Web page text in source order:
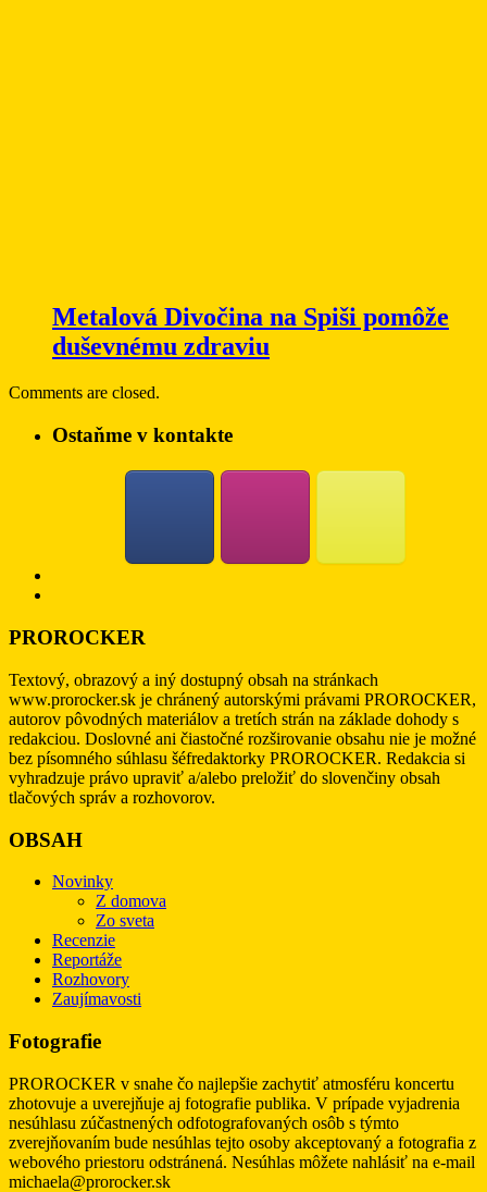
Metalová Divočina na Spiši pomôže
duševnému zdraviu
Comments are closed.
Ostaňme v kontakte
PROROCKER
Textový, obrazový a iný dostupný obsah na stránkach
www.prorocker.sk je chránený autorskými právami PROROCKER,
autorov pôvodných materiálov a tretích strán na základe dohody s
redakciou. Doslovné ani čiastočné rozširovanie obsahu nie je možné
bez písomného súhlasu šéfredaktorky PROROCKER. Redakcia si
vyhradzuje právo upraviť a/alebo preložiť do slovenčiny obsah
tlačových správ a rozhovorov.
OBSAH
Novinky
Z domova
Zo sveta
Recenzie
Reportáže
Rozhovory
Zaujímavosti
Fotografie
PROROCKER v snahe čo najlepšie zachytiť atmosféru koncertu
zhotovuje a uverejňuje aj fotografie publika. V prípade vyjadrenia
nesúhlasu zúčastnených odfotografovaných osôb s týmto
zverejňovaním bude nesúhlas tejto osoby akceptovaný a fotografia z
webového priestoru odstránená. Nesúhlas môžete nahlásiť na e-mail
michaela@prorocker.sk